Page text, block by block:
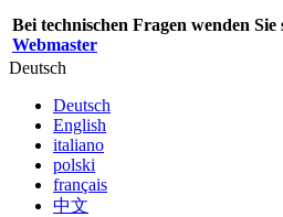
Bei technischen Fragen wenden Sie
Webmaster
Deutsch
Deutsch
English
italiano
polski
français
中文